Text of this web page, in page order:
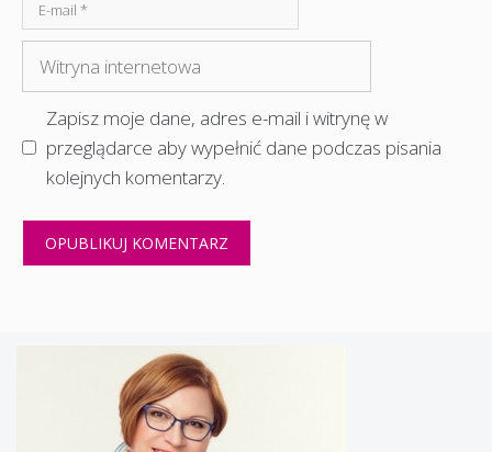
mail
internetowa
Zapisz moje dane, adres e-mail i witrynę w
przeglądarce aby wypełnić dane podczas pisania
kolejnych komentarzy.